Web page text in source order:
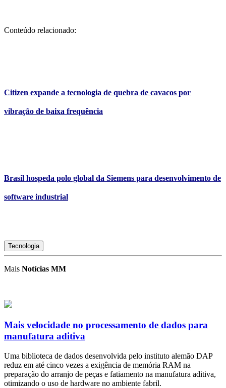
Conteúdo relacionado:
Citizen expande a tecnologia de quebra de cavacos por
vibração de baixa frequência
Brasil hospeda polo global da Siemens para desenvolvimento de
software industrial
Tecnologia
Mais Notícias MM
Mais velocidade no processamento de dados para
manufatura aditiva
Uma biblioteca de dados desenvolvida pelo instituto alemão DAP
reduz em até cinco vezes a exigência de memória RAM na
preparação do arranjo de peças e fatiamento na manufatura aditiva,
otimizando o uso de hardware no ambiente fabril.